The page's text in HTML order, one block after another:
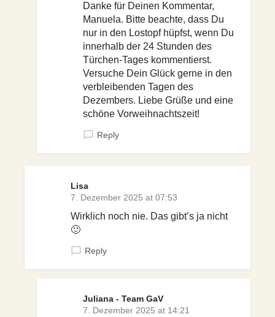
Danke für Deinen Kommentar,
Manuela. Bitte beachte, dass Du
nur in den Lostopf hüpfst, wenn Du
innerhalb der 24 Stunden des
Türchen-Tages kommentierst.
Versuche Dein Glück gerne in den
verbleibenden Tagen des
Dezembers. Liebe Grüße und eine
schöne Vorweihnachtszeit!
Reply
Lisa
7. Dezember 2025 at 07:53
Wirklich noch nie. Das gibt’s ja nicht
🙂
Reply
Juliana - Team GaV
7. Dezember 2025 at 14:21